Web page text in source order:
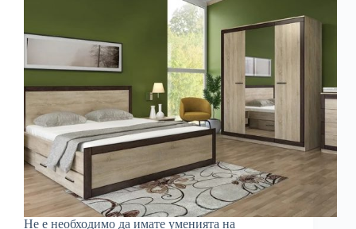
Не е необходимо да имате уменията на